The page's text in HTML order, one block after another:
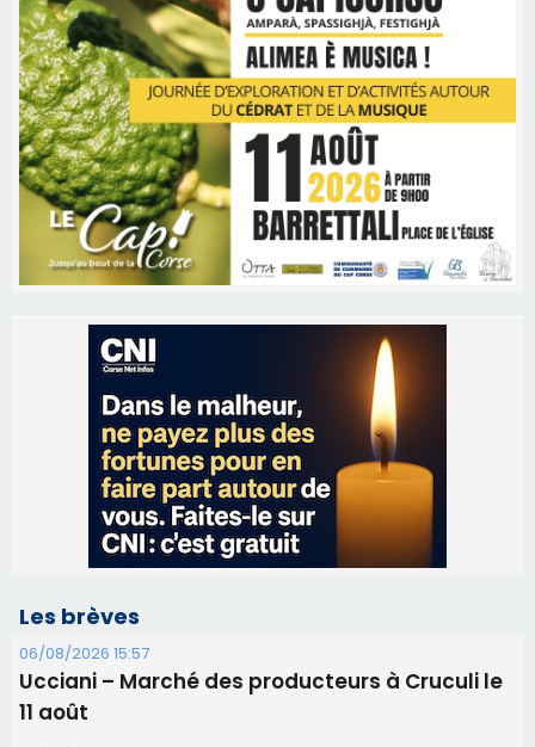
Les brèves
06/08/2026 15:57
Ucciani – Marché des producteurs à Cruculi le
11 août